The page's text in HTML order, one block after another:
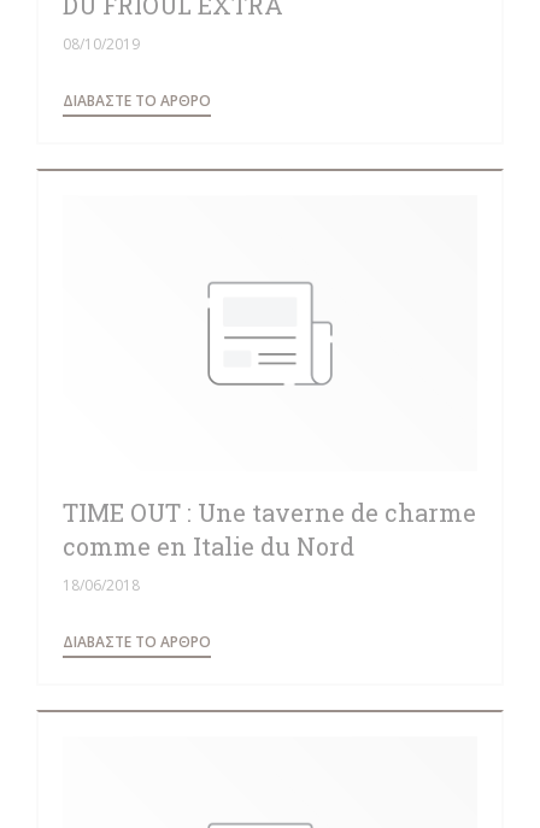
08/10/2019
ΔΙΑΒΆΣΤΕ ΤΟ ΆΡΘΡΟ
TIME OUT : Une taverne de charme
comme en Italie du Nord
18/06/2018
ΔΙΑΒΆΣΤΕ ΤΟ ΆΡΘΡΟ